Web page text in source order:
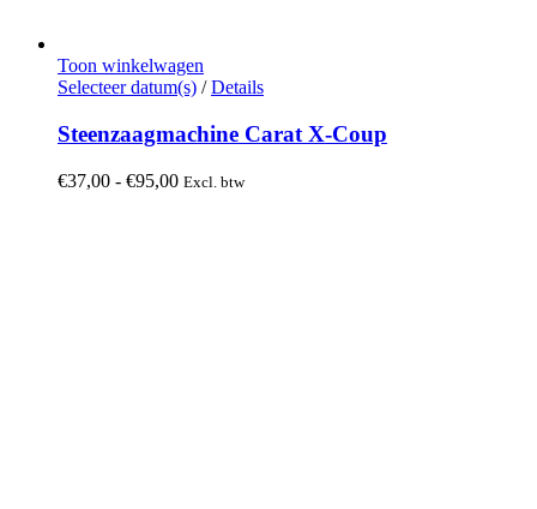
Toon winkelwagen
Selecteer datum(s) Dit
heeft
meerdere
variaties.
Deze
/ Details
Steenzaagmachine Carat X-Coup
€37,00 - €95,00Prijsklasse:
Excl. btw